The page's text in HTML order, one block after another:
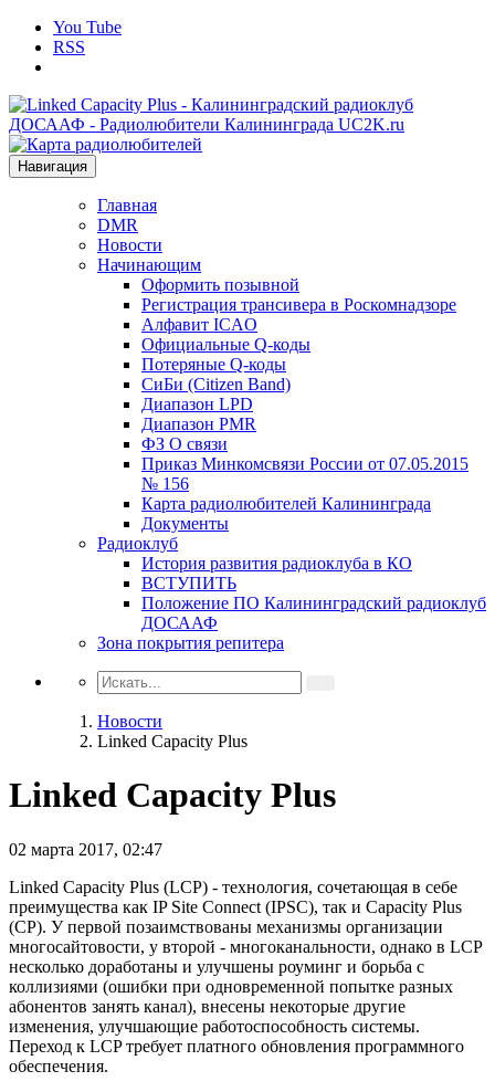
You Tube
RSS
Навигация
Главная
DMR
Новости
Начинающим
Оформить позывной
Регистрация трансивера в Роскомнадзоре
Алфавит ICAO
Официальные Q-коды
Потеряные Q-коды
СиБи (Citizen Band)
Диапазон LPD
Диапазон PMR
ФЗ О связи
Приказ Минкомсвязи России от 07.05.2015
№ 156
Карта радиолюбителей Калининграда
Документы
Радиоклуб
История развития радиоклуба в КО
ВСТУПИТЬ
Положение ПО Калининградский радиоклуб
ДОСААФ
Зона покрытия репитера
Новости
Linked Capacity Plus
Linked Capacity Plus
02 марта 2017, 02:47
Linked Capacity Plus (LCP) - технология, сочетающая в себе
преимущества как IP Site Connect (IPSC), так и Capacity Plus
(CP). У первой позаимствованы механизмы организации
многосайтовости, у второй - многоканальности, однако в LCP
несколько доработаны и улучшены роуминг и борьба с
коллизиями (ошибки при одновременной попытке разных
абонентов занять канал), внесены некоторые другие
изменения, улучшающие работоспособность системы.
Переход к LCP требует платного обновления программного
обеспечения.